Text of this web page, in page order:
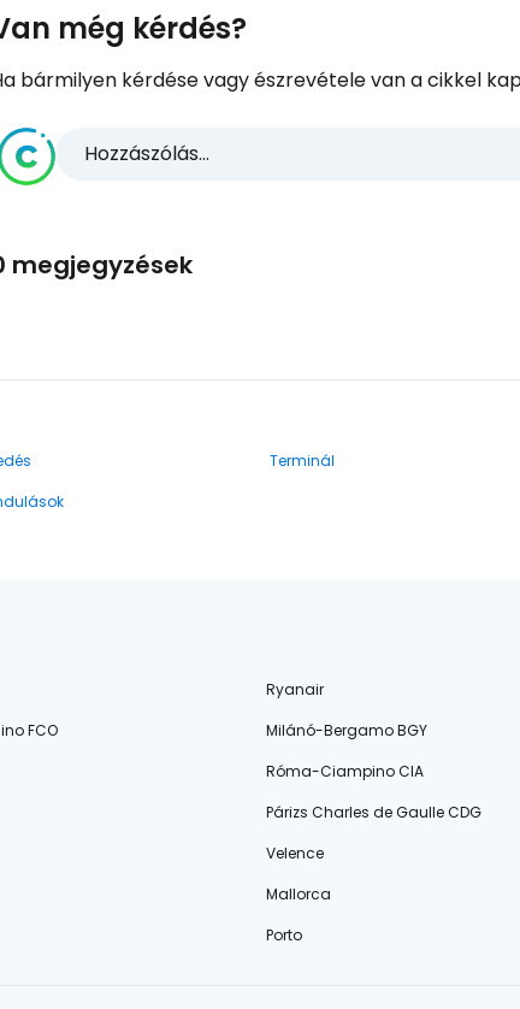
még kérdés?
bármilyen kérdése vagy észrevétele van a cikkel
Hozzászólás...
megjegyzések
Terminál
Ryanair
FCO
Milánó-Bergamo BGY
Róma-Ciampino CIA
Párizs Charles de Gaulle CDG
Velence
Mallorca
Porto